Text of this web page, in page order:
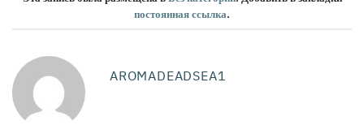
постоянная ссылка.
AROMADEADSEA1